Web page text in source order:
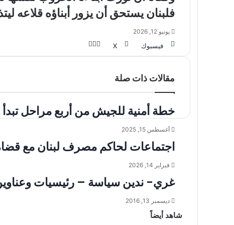
فلبنان يستحق أن يزور أبناؤه قلاعه
يونيو 12, 2026
فيسبوك ‫X
عبر
مقالات ذات صلة
خطة أمنية للجيش من أربع مراحل
أغسطس 15, 2025
اجتماعات لحاكم مصرف لبنان مع
فبراير 14, 2026
غري- ندين سياسة – رئيسيات وعناوين الصحف
ديسمبر 13, 2016
شاهد أيضاً